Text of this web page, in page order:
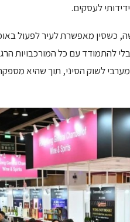
לעסקים.
כשסין מאפשרת לעיר לפעול
להתמודד עם כל המורכבויות
לשוק הסיני, תוך שהיא